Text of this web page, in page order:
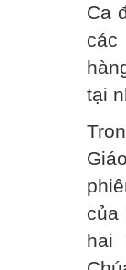
Ca
tại
hai